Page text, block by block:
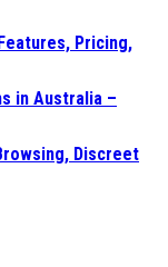
Pricing,
in Australia –
Discreet